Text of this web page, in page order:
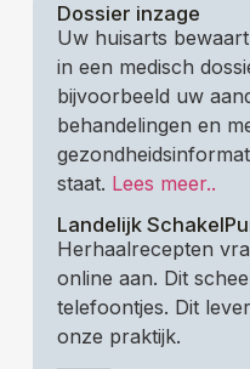
Dossier inzage
Uw huisarts
in een medisch
bijvoorbeeld uw
behandelingen en
staat. Lees meer..
Landelijk
Herhaalrecepten
online aan. Dit
telefoontjes. Dit
onze praktijk.